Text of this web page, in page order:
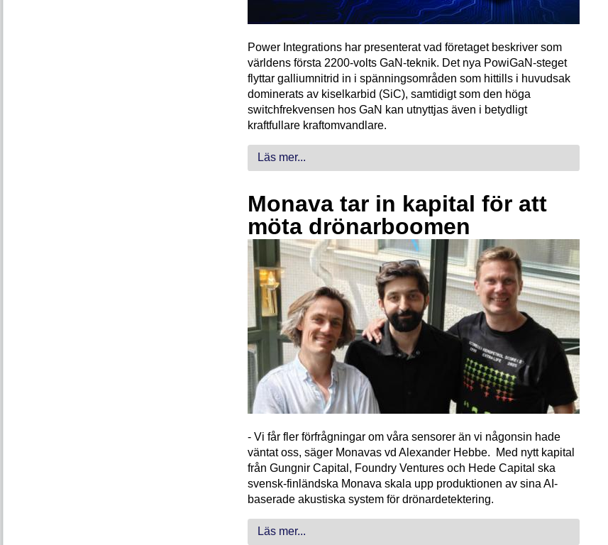
Power Integrations har presenterat vad företaget beskriver som
världens första 2200-volts GaN-teknik. Det nya PowiGaN-steget
flyttar galliumnitrid in i spänningsområden som hittills i huvudsak
dominerats av kiselkarbid (SiC), samtidigt som den höga
switchfrekvensen hos GaN kan utnyttjas även i betydligt
kraftfullare kraftomvandlare.
Läs mer...
Monava tar in kapital för att
möta drönarboomen
- Vi får fler förfrågningar om våra sensorer än vi någonsin hade
väntat oss, säger Monavas vd Alexander Hebbe. Med nytt kapital
från Gungnir Capital, Foundry Ventures och Hede Capital ska
svensk-finländska Monava skala upp produktionen av sina AI-
baserade akustiska system för drönardetektering.
Läs mer...